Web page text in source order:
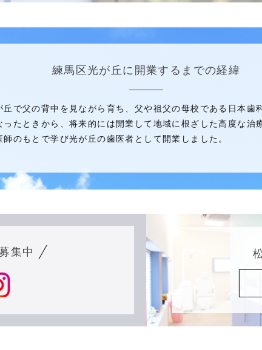
練馬区光が丘に開業するまでの経緯
で父の背中を見ながら育ち、父や祖父の母校である日本歯
ったときから、将来的には開業して地域に根ざした高度な治
のもとで学び光が丘の歯医者として開業しました。
集中